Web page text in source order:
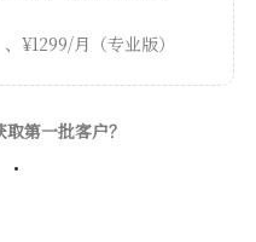
¥1299/月（专业版）
第一批客户？